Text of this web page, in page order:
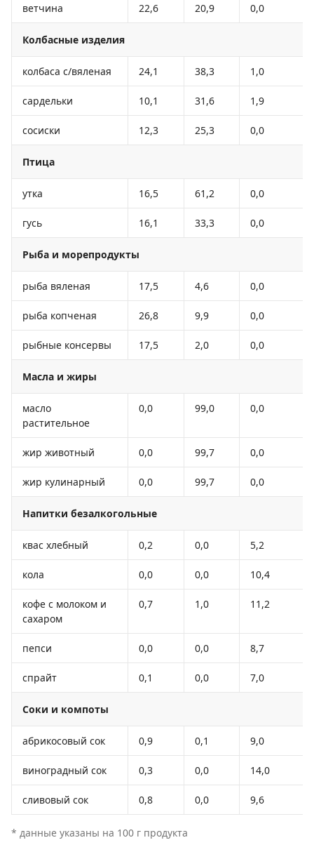
ветчина 22,6 20,9 0,0
Колбасные изделия
колбаса с/вяленая 24,1 38,3 1,0
сардельки 10,1 31,6 1,9
сосиски 12,3 25,3 0,0
Птица
утка 16,5 61,2 0,0
гусь 16,1 33,3 0,0
Рыба и морепродукты
рыба вяленая 17,5 4,6 0,0
рыба копченая 26,8 9,9 0,0
рыбные консервы 17,5 2,0 0,0
Масла и жиры
масло
растительное
0,0 99,0 0,0
жир животный 0,0 99,7 0,0
жир кулинарный 0,0 99,7 0,0
Напитки безалкогольные
квас хлебный 0,2 0,0 5,2
кола 0,0 0,0 10,4
кофе с молоком и
сахаром
0,7 1,0 11,2
пепси 0,0 0,0 8,7
спрайт 0,1 0,0 7,0
Соки и компоты
абрикосовый сок 0,9 0,1 9,0
виноградный сок 0,3 0,0 14,0
сливовый сок 0,8 0,0 9,6
* данные указаны на 100 г продукта